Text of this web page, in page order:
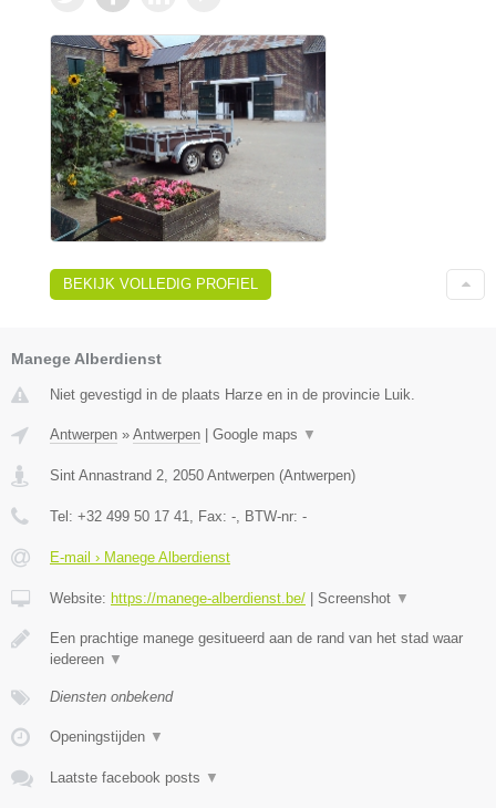
BEKIJK VOLLEDIG PROFIEL
Manege Alberdienst
Niet gevestigd in de plaats Harze en in de provincie Luik.
Antwerpen » Antwerpen | Google maps ▼
Sint Annastrand 2 2050 Antwerpen (Antwerpen)
Tel: +32 499 50 17 41 , Fax: - , BTW-nr: -
E-mail › Manege Alberdienst
Website: https://manege-alberdienst.be/ | Screenshot ▼
Een prachtige manege gesitueerd aan de rand van het stad waar
iedereen ▼
Diensten onbekend
Openingstijden ▼
Laatste facebook posts ▼